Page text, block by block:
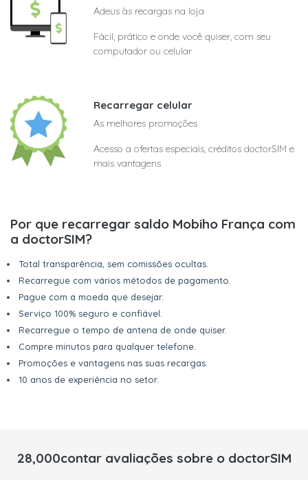
Adeus às recargas na loja
Fácil, prático e onde você quiser, com seu
computador ou celular
Recarregar celular
As melhores promoções
Acesso a ofertas especiais, créditos doctorSIM e
mais vantagens
Por que recarregar saldo Mobiho França com
a doctorSIM?
Total transparência, sem comissões ocultas.
Recarregue com vários métodos de pagamento.
Pague com a moeda que desejar.
Serviço 100% seguro e confiável.
Recarregue o tempo de antena de onde quiser.
Compre minutos para qualquer telefone.
Promoções e vantagens nas suas recargas.
10 anos de experiência no setor.
28,000contar avaliações sobre o doctorSIM